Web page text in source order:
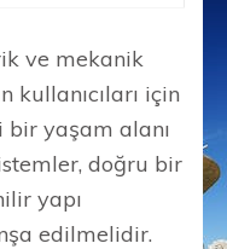
ve mekanik
kullanıcıları için
yaşam alanı
doğru bir
yapı
edilmelidir.